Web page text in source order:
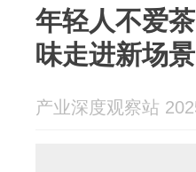
年轻人不爱
味走进新场景
产业深度观察站